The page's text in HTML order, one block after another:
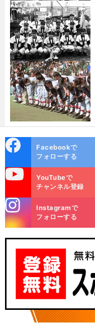
ok
Facebookで
フォローする
YouTubeで
チャンネル登録
m
Instagramで
フォローする